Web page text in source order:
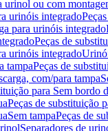
urinol ou com
urinóis integrado
para urinóis integrado
Peças de
urinóis integrado
tampaPeças de
com/para tampa
para Sem bordo
Peças de substituição
Sem tampaPeças de
Separadores de